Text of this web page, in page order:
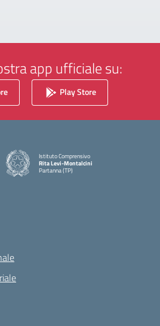
app ufficiale su:
Play Store
Istituto Comprensivo
Rita Levi-Montalcini
Partanna (TP)